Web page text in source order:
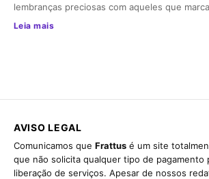
lembranças preciosas com aqueles que
Leia mais
AVISO LEGAL
Comunicamos que Frattus é um site
que não solicita qualquer tipo de pagamento
liberação de serviços. Apesar de nossos